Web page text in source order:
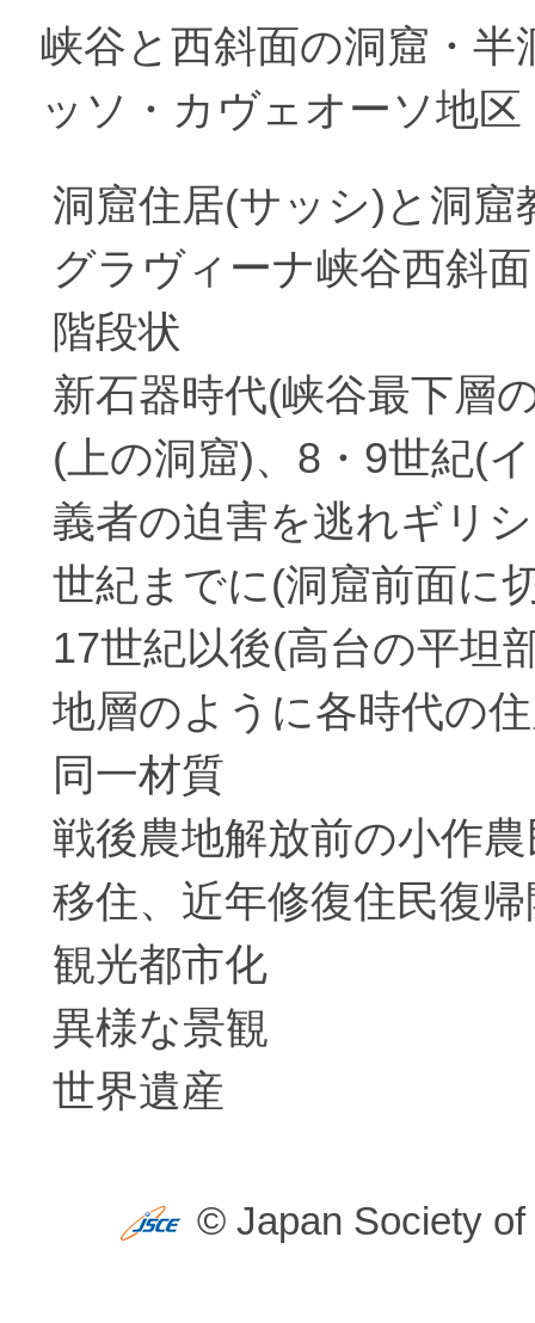
峡谷と西斜面の洞窟・
ッソ・カヴェオーソ地区
洞窟住居(サッシ)と洞窟
グラヴィーナ峡谷西斜面
階段状
新石器時代(峡谷最下層
(上の洞窟)、8・9世紀(
義者の迫害を逃れギリ
世紀までに(洞窟前面に
17世紀以後(高台の平坦
地層のように各時代の
同一材質
戦後農地解放前の小作
移住、近年修復住民復
観光都市化
異様な景観
世界遺産
© Japan Society